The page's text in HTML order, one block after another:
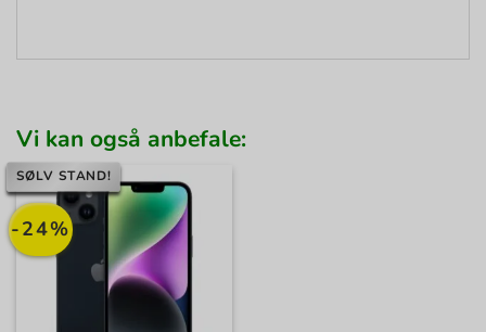
Vi kan også anbefale:
-24%
SØLV STAND!